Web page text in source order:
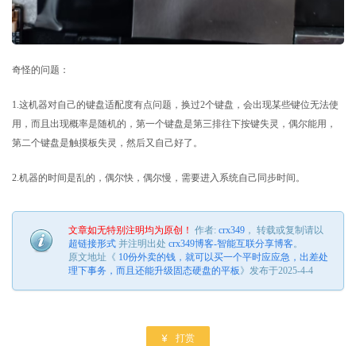
奇怪的问题：
1.这机器对自己的键盘适配度有点问题，换过2个键盘，会出现某些键位无法使
用，而且出现概率是随机的，第一个键盘是第三排往下按键失灵，偶尔能用，
第二个键盘是触摸板失灵，然后又自己好了。
2.机器的时间是乱的，偶尔快，偶尔慢，需要进入系统自己同步时间。
文章如无特别注明均为原创！ 作者: crx349 ， 转载或复制请以
超链接形式 并注明出处 crx349博客-智能互联分享博客。
原文地址《 10份外卖的钱，就可以买一个平时应应急，出差处
理下事务，而且还能升级固态硬盘的平板》发布于2025-4-4
 打赏